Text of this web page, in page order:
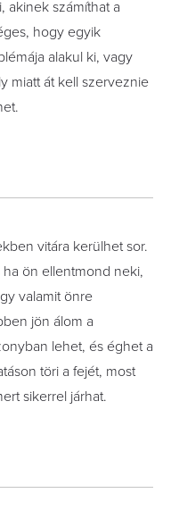
akinek számíthat a
hogy egyik
alakul ki, vagy
miatt át kell szerveznie
vitára kerülhet sor.
ön ellentmond neki,
valamit önre
jön álom a
lehet, és éghet a
töri a fejét, most
sikerrel járhat.